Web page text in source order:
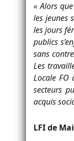
« Alors
les jeunes
les jours
publics
sans
Les
Locale FO
secteurs
acquis
LFI de